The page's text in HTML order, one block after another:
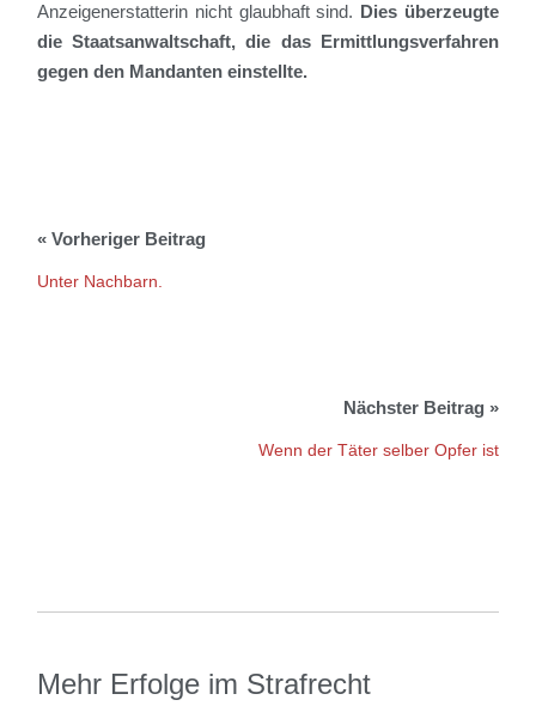
Anzeigenerstatterin nicht glaubhaft sind. Dies überzeugte
die Staatsanwaltschaft, die das Ermittlungsverfahren
gegen den Mandanten einstellte.
Unter Nachbarn.
Wenn der Täter selber Opfer ist
Mehr Erfolge im Strafrecht